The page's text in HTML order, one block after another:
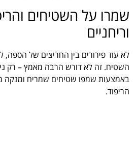
שמרו על השטיחים
וריחניים
לא עוד פירורים בין החריצים של
השטיח. זה לא דורש הרבה מאמץ – רק
באמצעות שמפו שטיחים שמריח ומנקה
הריפוד.